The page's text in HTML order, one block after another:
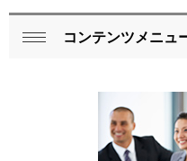
シ
の
ロ
コンテンツメニュ